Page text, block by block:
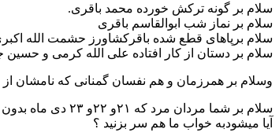
سلام بر گونه ترکش خورده محمد باقری.
سلام بر نماز شب ابوالقاسم باقری
سلام برپاهای قطع شده باقرکشاورز حشمت الله
سلام بر دستان از کار افتاده علی الله کرمی و حسین
وسلام بر همرزمان و هم نفسان گمنانی که نامشان
سلام بر شما مردان مرد که ۲۱و ۲۲و ۲۳ دی ماه بدون خاکریز و سنگر جان پناه زیر باران تیر ترکش در آن شب های تاریک با مرگ عشق بازی کردید .
آیا میشودبه خواب ما هم سر بزنید ؟